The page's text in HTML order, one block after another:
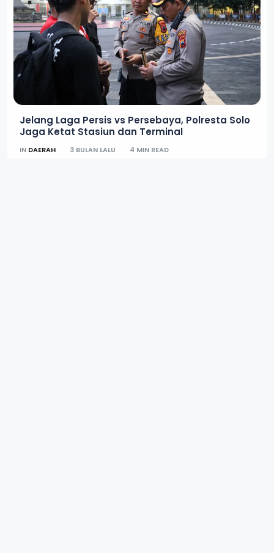
Jelang Laga Persis vs Persebaya, Polresta Solo
Jaga Ketat Stasiun dan Terminal
IN DAERAH 3 BULAN LALU 4 MIN READ